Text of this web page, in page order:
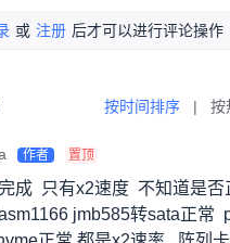
或 注册 后才可以进行评论操作
按时间排序 | 按
作者 置顶
成  只有x2速度  不知道是否
jmb585转sata正常